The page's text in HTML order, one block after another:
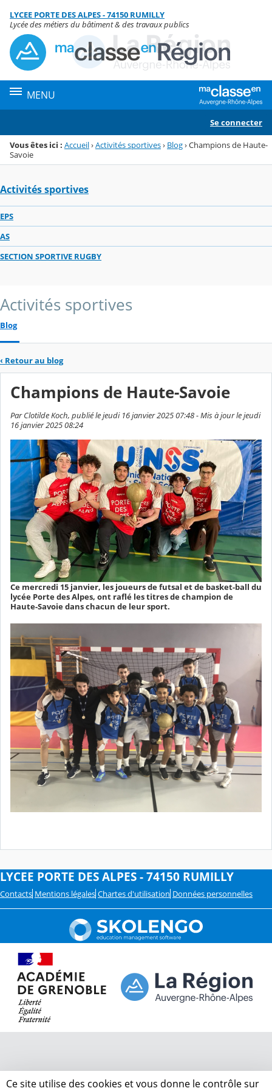
Menu de la rubrique
Contenu
LYCEE PORTE DES ALPES - 74150 RUMILLY
Lycée des métiers du bâtiment & des travaux publics
MENU
Se connecter
Vous êtes ici : Accueil›Activités sportives› Blog›Champions de Haute-
Savoie
Activités sportives
EPS
AS
SECTION SPORTIVE RUGBY
Activités sportives
Blog
‹ Retour au blog
Champions de Haute-Savoie
Par Clotilde Koch, publié le jeudi 16 janvier 2025 07:48 - Mis à jour le jeudi
16 janvier 2025 08:24
Ce mercredi 15 janvier, les joueurs de futsal et de basket-ball du
lycée Porte des Alpes, ont raflé les titres de champion de
Haute-Savoie dans chacun de leur sport.
LYCEE PORTE DES ALPES - 74150 RUMILLY
Contacts Mentions légales Chartes d'utilisation Données personnelles
Ce site utilise des cookies et vous donne le contrôle sur